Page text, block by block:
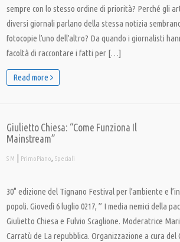
sempre con lo stesso ordine di priorità? Perché gli
diversi giornali parlano della stessa notizia
fotocopie l’uno dell’altro? Da quando i giornalisti
facoltà di raccontare i fatti per […]
Read more
Giulietto Chiesa: “Come Funziona Il
Mainstream”
S M | PrimoPiano, Speciali
30° edizione del Tignano Festival per l’ambiente e
popoli. Giovedì 6 luglio 0217, ” I media nemici della
Giulietto Chiesa e Fulvio Scaglione. Moderatrice
Carratù de La repubblica. Organizzazione a cura del